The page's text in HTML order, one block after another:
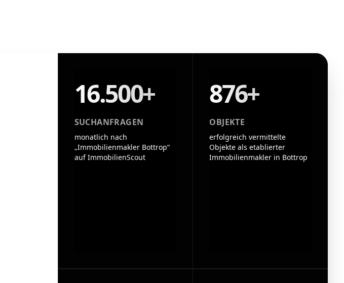
16.500+
SUCHANFRAGEN
monatlich nach
„Immobilienmakler Bottrop“
auf ImmobilienScout
876+
OBJEKTE
erfolgreich vermittelte
Objekte als etablierter
Immobilienmakler in Bottrop